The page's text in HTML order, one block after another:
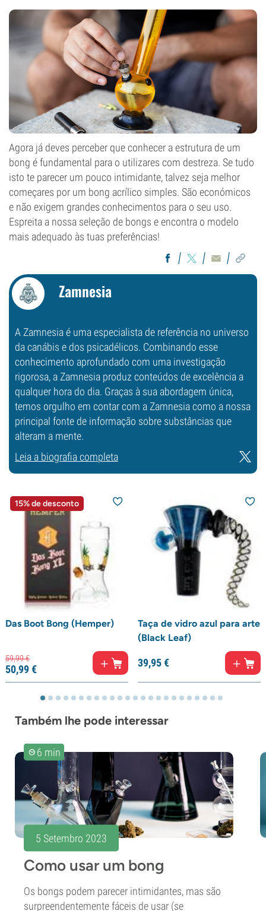
Agora já deves perceber que conhecer a estrutura de um
bong é fundamental para o utilizares com destreza. Se tudo
isto te parecer um pouco intimidante, talvez seja melhor
começares por um bong acrílico simples. São económicos
e não exigem grandes conhecimentos para o seu uso.
Espreita a nossa seleção de bongs e encontra o modelo
mais adequado às tuas preferências!
Zamnesia
A Zamnesia é uma especialista de referência no universo
da canábis e dos psicadélicos. Combinando esse
conhecimento aprofundado com uma investigação
rigorosa, a Zamnesia produz conteúdos de excelência a
qualquer hora do dia. Graças à sua abordagem única,
temos orgulho em contar com a Zamnesia como a nossa
principal fonte de informação sobre substâncias que
alteram a mente.
Leia a biografia completa
15% de desconto
Das Boot Bong (Hemper)
59,99€
50,99€
Taça de vidro azul para arte
(Black Leaf)
39,95€
Também lhe pode interessar
6 min
5 Setembro 2023
Como usar um bong
Os bongs podem parecer intimidantes, mas são
surpreendentemente fáceis de usar (se